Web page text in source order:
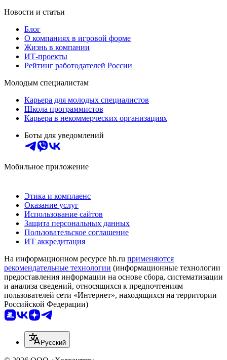
Новости и статьи
Блог
О компаниях в игровой форме
Жизнь в компании
ИТ-проекты
Рейтинг работодателей России
Молодым специалистам
Карьера для молодых специалистов
Школа программистов
Карьера в некоммерческих организациях
Боты для уведомлений
Мобильное приложение
Этика и комплаенс
Оказание услуг
Использование сайтов
Защита персональных данных
Пользовательское соглашение
ИТ аккредитация
На информационном ресурсе hh.ru применяются
рекомендательные технологии (информационные технологии
предоставления информации на основе сбора, систематизации
и анализа сведений, относящихся к предпочтениям
пользователей сети «Интернет», находящихся на территории
Российской Федерации)
Русский